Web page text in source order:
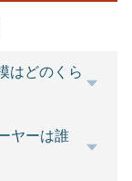
はどのくら
ヤーは誰